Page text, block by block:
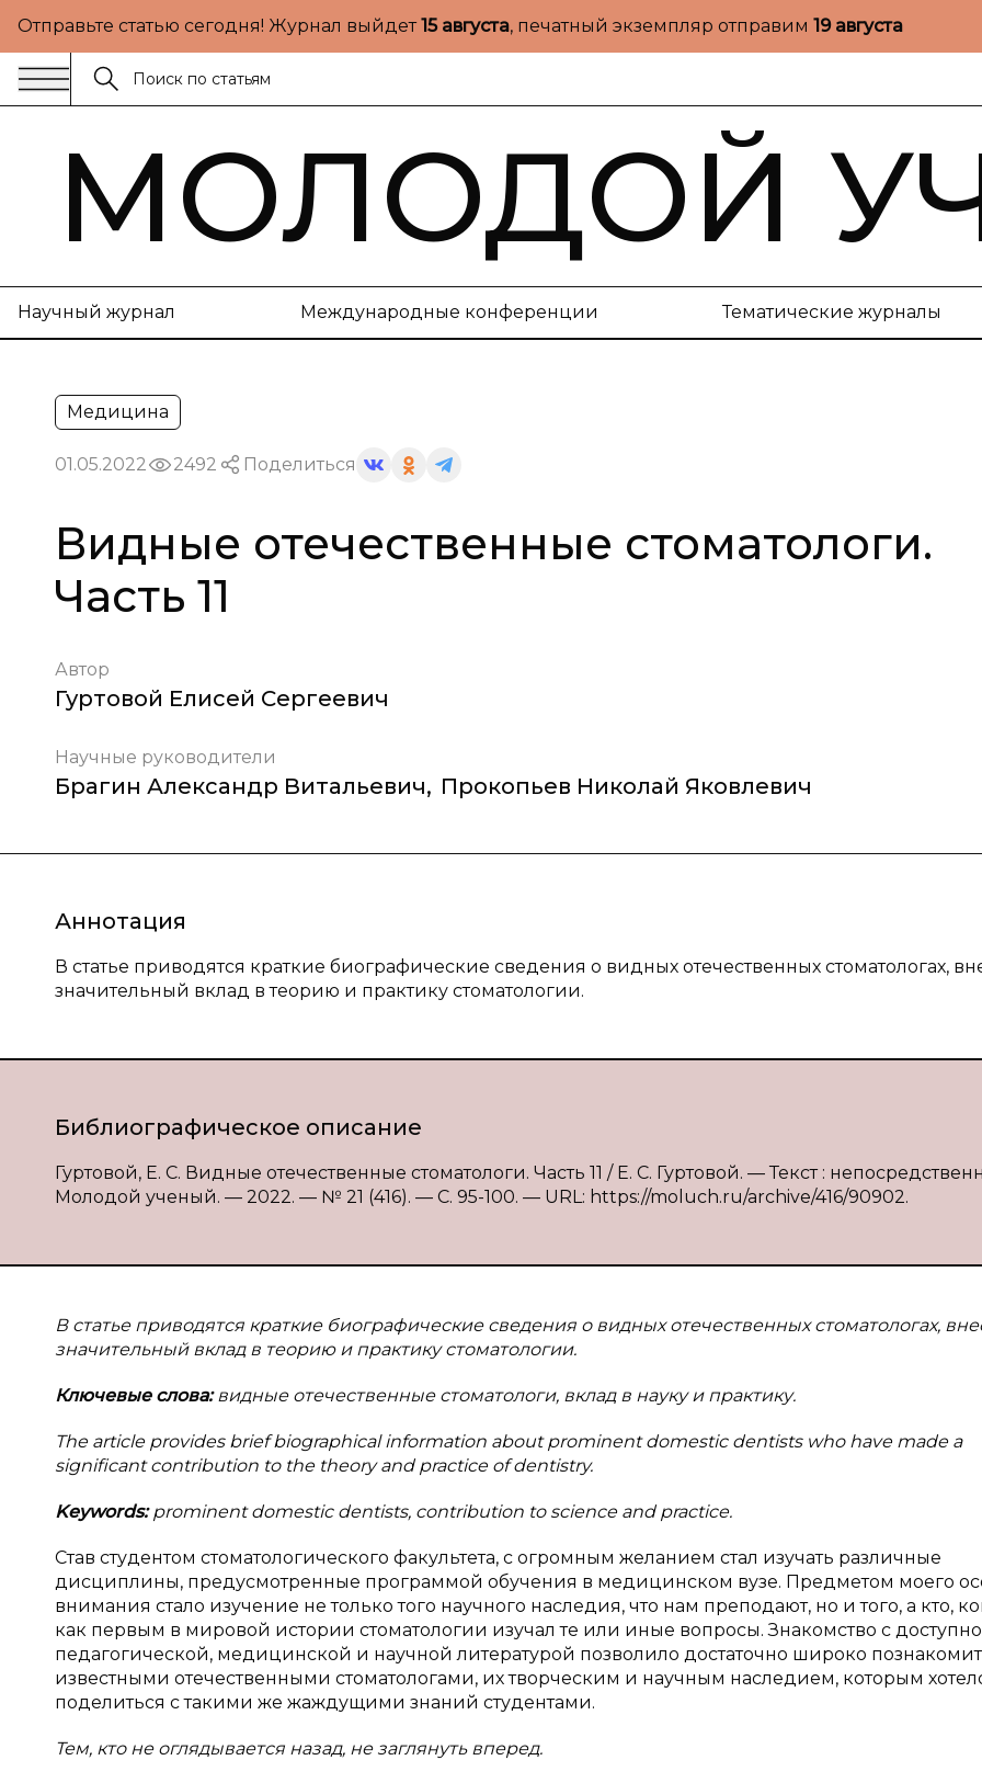
Отправьте статью сегодня! Журнал выйдет15 августа, печатный экземпляр отправим 19 августа
МОЛОДОЙ
Научный журнал Международные конференции Тематические журналы
Медицина
01.05.2022 2492 Поделиться
Видные отечественные стоматологи.
Часть 11
Автор
Гуртовой Елисей Сергеевич
Научные руководители
Брагин Александр Витальевич, Прокопьев Николай Яковлевич
Аннотация
В статье приводятся краткие биографические сведения о видных отечественных стоматологах,
значительный вклад в теорию и практику стоматологии.
Библиографическое описание
Гуртовой, Е. С. Видные отечественные стоматологи. Часть 11 / Е. С. Гуртовой. — Текст :
Молодой ученый. — 2022. — № 21 (416). — С. 95-100. — URL: https://moluch.ru/archive/416/90902.
В статье приводятся краткие биографические сведения о видных отечественных стоматологах,
значительный вклад в теорию и практику стоматологии.
Ключевые слова:видные отечественные стоматологи, вклад в науку и практику.
The article provides brief biographical information about prominent domestic dentists who have made a
significant contribution to the theory and practice of dentistry.
Keywords:prominent domestic dentists, contribution to science and practice.
Став студентом стоматологического факультета, с огромным желанием стал изучать различные
дисциплины, предусмотренные программой обучения в медицинском вузе. Предметом моего
внимания стало изучение не только того научного наследия, что нам преподают, но и того, а кто,
как первым в мировой истории стоматологии изучал те или иные вопросы. Знакомство с
педагогической, медицинской и научной литературой позволило достаточно широко
известными отечественными стоматологами, их творческим и научным наследием, которым
поделиться с такими же жаждущими знаний студентами.
Тем, кто не оглядывается назад, не заглянуть вперед.